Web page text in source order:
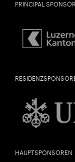
PRINCIPAL SPONSOR
HAUPTSPONSOREN